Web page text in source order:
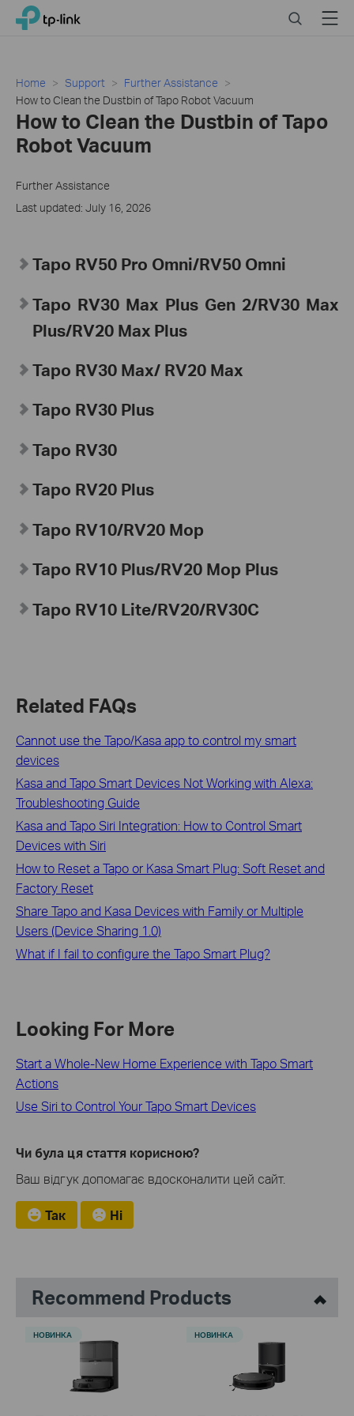
Click
navigation
TP-Link, Reliably Smart SearchMenu
Home Support
Further Assistance
How to Clean the Dustbin of Tapo Robot Vacuum
How to Clean the Dustbin of Tapo
Robot Vacuum
Further Assistance
Last updated: July 16, 2026
Tapo RV50 Pro Omni/RV50 Omni
Tapo RV30 Max Plus Gen 2/RV30 Max
Plus/RV20 Max Plus
Tapo RV30 Max/ RV20 Max
Tapo RV30 Plus
Tapo RV30
Tapo RV20 Plus
Tapo RV10/RV20 Mop
Tapo RV10 Plus/RV20 Mop Plus
Tapo RV10 Lite/RV20/RV30C
Related FAQs
Cannot use the Tapo/Kasa app to control my smart
devices
Kasa and Tapo Smart Devices Not Working with Alexa:
Troubleshooting Guide
Kasa and Tapo Siri Integration: How to Control Smart
Devices with Siri
How to Reset a Tapo or Kasa Smart Plug: Soft Reset and
Factory Reset
Share Tapo and Kasa Devices with Family or Multiple
Users (Device Sharing 1.0)
What if I fail to configure the Tapo Smart Plug?
Looking For More
Start a Whole-New Home Experience with Tapo Smart
Actions
Use Siri to Control Your Tapo Smart Devices
Чи була ця стаття корисною?
Ваш відгук допомагає вдосконалити цей сайт.
Так Ні
Recommend Products
НОВИНКА НОВИНКА